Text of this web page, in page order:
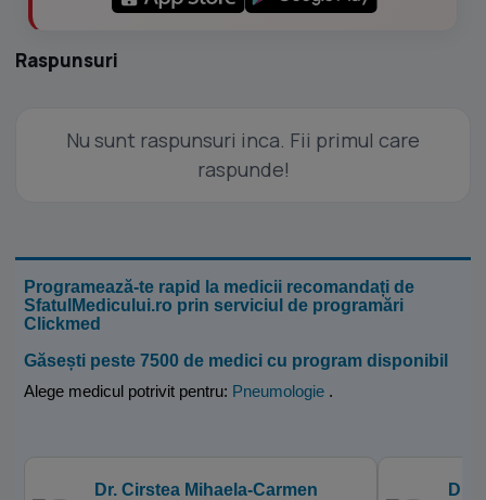
Raspunsuri
Nu sunt raspunsuri inca. Fii primul care
raspunde!
Programează-te rapid la medicii recomandați de
SfatulMedicului.ro prin serviciul de programări
Clickmed
Găsești peste 7500 de medici cu program disponibil
Alege medicul potrivit pentru: Pneumologie .
Dr. Cirstea Mihaela-Carmen Dr.